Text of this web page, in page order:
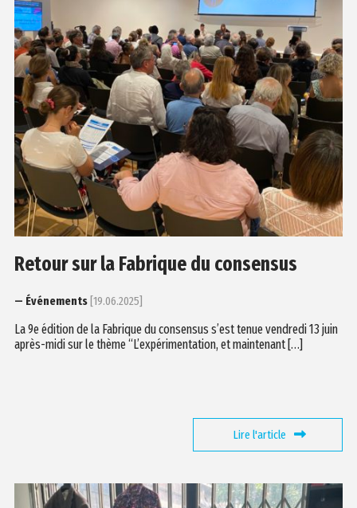
Retour sur la Fabrique du consensus
— Événements[19.06.2025]
La 9e édition de la Fabrique du consensus s’est tenue vendredi 13 juin
après-midi sur le thème “L’expérimentation, et maintenant […]
Lire l'article